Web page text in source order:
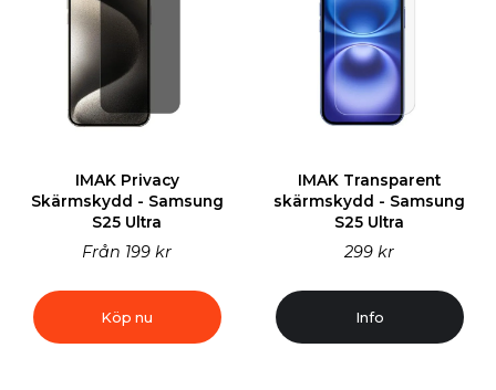
IMAK Privacy
Skärmskydd - Samsung
S25 Ultra
Från 199 kr
Köp nu
IMAK Transparent
skärmskydd - Samsung
S25 Ultra
299 kr
Info